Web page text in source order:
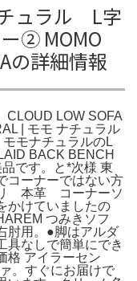
チュラル L字
② MOMO
の詳細情報
CLOUD LOW SOFA
| モモ ナチュラル
モナチュラルのL
BACK BENCH
です。と*次様 東
コーナーではない方
リ 本革 コーナーソ
かけていましたの
つみきソフ
用。●脚はアルダ
具なしで簡単にでき
格 アイラーセン
。すぐにお届けで